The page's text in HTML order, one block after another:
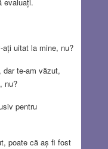
uitat la mine, nu?
te-am văzut,
nu?
pentru
poate că aș fi fost